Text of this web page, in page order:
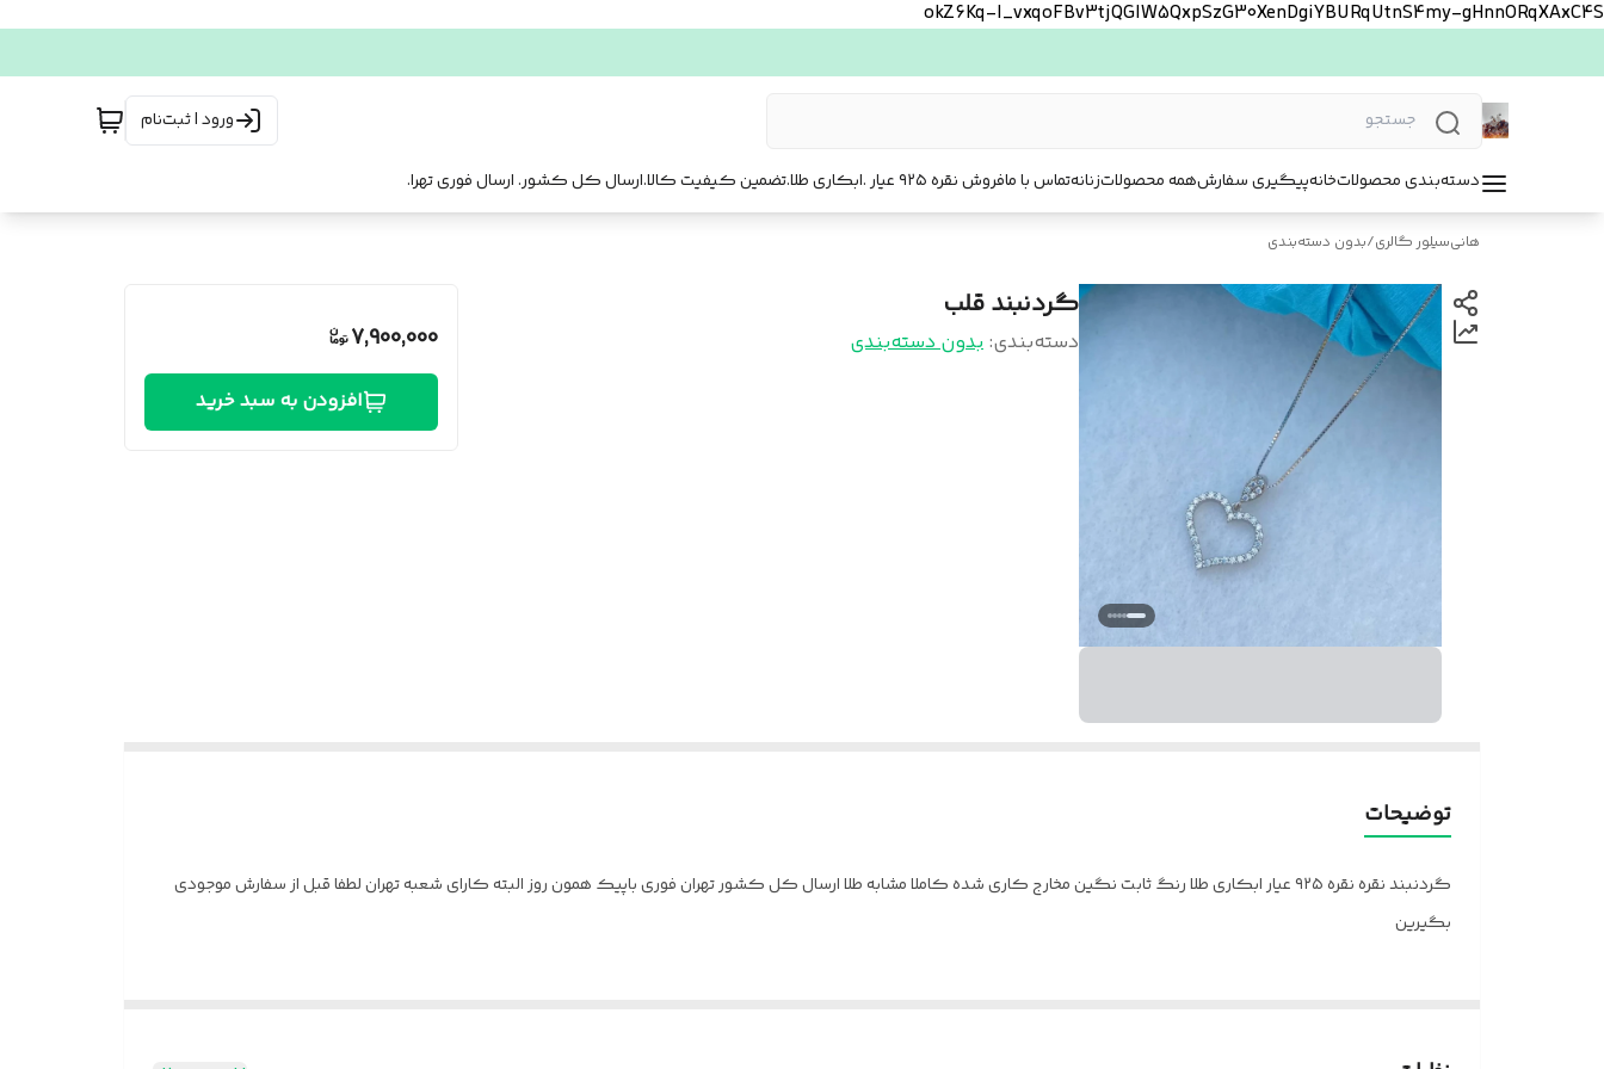
okZ6Kq-l_vxqoFBv3tjQGlW5QxpSzG30XenDgiYBURqUtnS4my-gHnnORqXAxC4S
ورود | ثبت‌نام
دسته‌بندی محصولاتخانهپیگیری سفارشهمه محصولاتزنانهتماس با مافروش نقره ۹۲۵ عیار .ابکاری طلا.تضمین کیفیت کالا.ارسال کل کشور. ارسال فوری تهرا.
هانی‌سیلور گالری/بدون دسته‌بندی
گردنبند قلب
دسته‌بندی: بدون دسته‌بندی 7,900,000
افزودن به سبد خرید
توضیحات
گردنبند نقره نقره ۹۲۵ عیار ابکاری طلا رنگ ثابت نگین مخارج کاری شده کاملا مشابه طلا ارسال کل کشور تهران فوری باپیک همون روز البته کارای شعبه تهران لطفا قبل از سفارش موجودی
بگیرین